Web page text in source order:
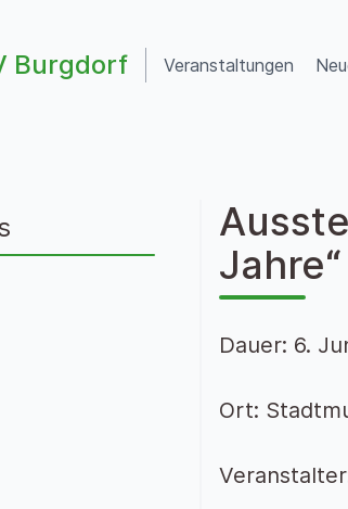
Burgdorf Veranstaltungen
Jahre“
Dauer: 6.
Ort: